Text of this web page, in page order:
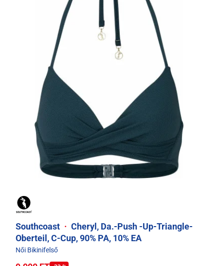
Southcoast · Cheryl, Da.-Push -Up-Triangle-
Oberteil, C-Cup, 90% PA, 10% EA
Női Bikinifelső